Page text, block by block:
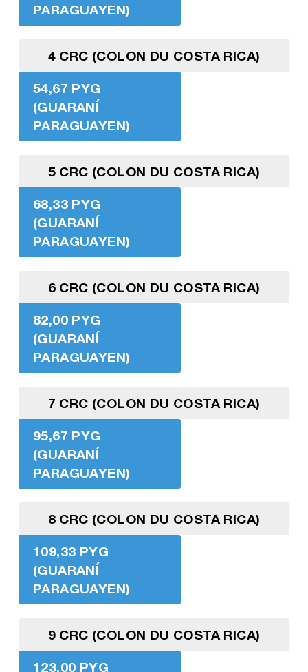
PARAGUAYEN)
4 CRC (COLON DU COSTA RICA)
54,67 PYG
(GUARANÍ
PARAGUAYEN)
5 CRC (COLON DU COSTA RICA)
68,33 PYG
(GUARANÍ
PARAGUAYEN)
6 CRC (COLON DU COSTA RICA)
82,00 PYG
(GUARANÍ
PARAGUAYEN)
7 CRC (COLON DU COSTA RICA)
95,67 PYG
(GUARANÍ
PARAGUAYEN)
8 CRC (COLON DU COSTA RICA)
109,33 PYG
(GUARANÍ
PARAGUAYEN)
9 CRC (COLON DU COSTA RICA)
123,00 PYG